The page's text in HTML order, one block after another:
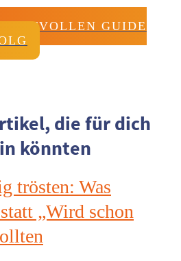
GUIDE
die für dich
könnten
trösten: Was
„Wird schon